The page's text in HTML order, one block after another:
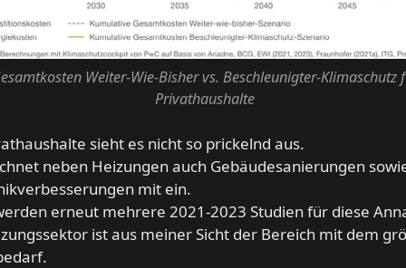
Weiter-Wie-Bisher vs. Beschleunigter-Klimaschutz
Privathaushalte
sieht es nicht so prickelnd aus.
neben Heizungen auch Gebäudesanierungen
mit ein.
erneut mehrere 2021-2023 Studien für diese
ist aus meiner Sicht der Bereich mit dem